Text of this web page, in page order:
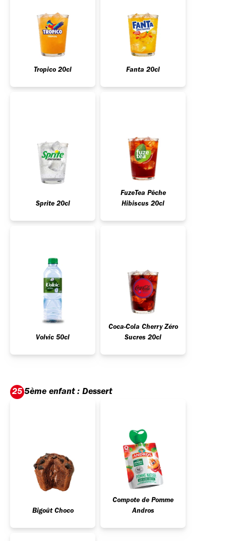
Tropico 20cl Fanta 20cl
Sprite 20cl
FuzeTea Pêche
Hibiscus 20cl
Volvic 50cl
Coca-Cola Cherry Zéro
Sucres 20cl
25 5ème enfant : Dessert
Bigoût Choco
Compote de Pomme
Andros